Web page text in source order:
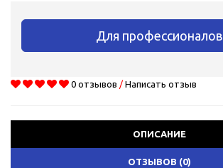
Для профессионалов
0 отзывов / Написать отзыв
ОПИСАНИЕ
ОТЗЫВОВ (0)